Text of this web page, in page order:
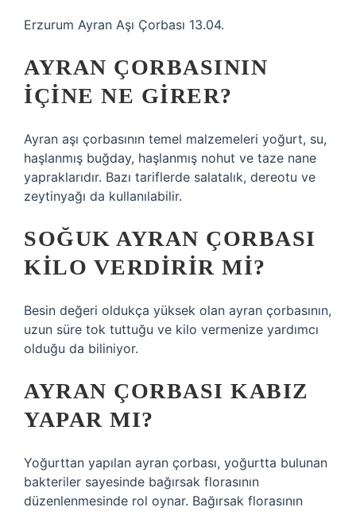
Erzurum Ayran Aşı Çorbası 13.04.
AYRAN ÇORBASININ
IÇINE NE GIRER?
Ayran aşı çorbasının temel malzemeleri yoğurt, su,
haşlanmış buğday, haşlanmış nohut ve taze nane
yapraklarıdır. Bazı tariflerde salatalık, dereotu ve
zeytinyağı da kullanılabilir.
SOĞUK AYRAN ÇORBASI
KILO VERDIRIR MI?
Besin değeri oldukça yüksek olan ayran çorbasının,
uzun süre tok tuttuğu ve kilo vermenize yardımcı
olduğu da biliniyor.
AYRAN ÇORBASI KABIZ
YAPAR MI?
Yoğurttan yapılan ayran çorbası, yoğurtta bulunan
bakteriler sayesinde bağırsak florasının
düzenlenmesinde rol oynar. Bağırsak florasının